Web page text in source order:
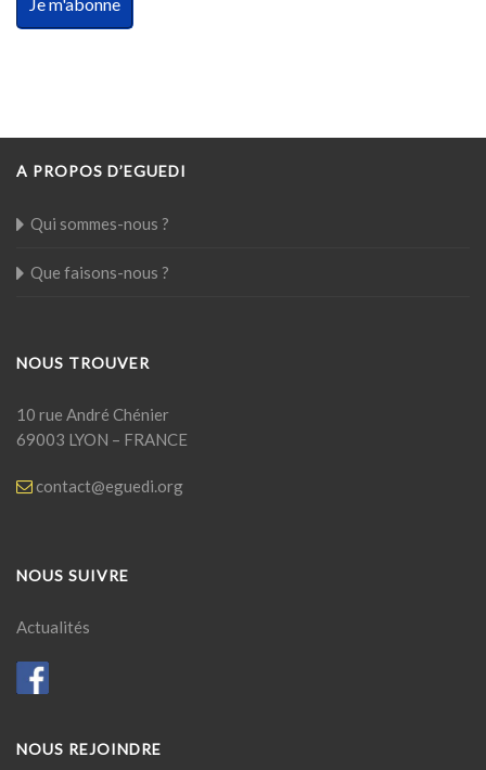
A PROPOS D’EGUEDI
Qui sommes-nous ?
Que faisons-nous ?
NOUS TROUVER
10 rue André Chénier
69003 LYON – FRANCE
contact@eguedi.org
NOUS SUIVRE
Actualités
NOUS REJOINDRE